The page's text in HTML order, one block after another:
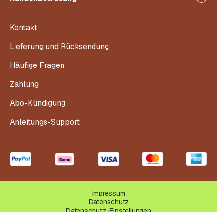
Kontakt
Lieferung und Rücksendung
Häufige Fragen
Zahlung
Abo-Kündigung
Anleitungs-Support
Impressum
Datenschutz